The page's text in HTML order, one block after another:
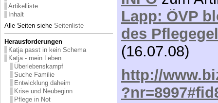
Artikelliste
Inhalt
Alle Seiten siehe Seitenliste
Herausforderungen
Katja passt in kein Schema
Katja - mein Leben
Überlebenskampf
Suche Familie
Entwicklung daheim
Krise und Neubeginn
Pflege in Not
Lapp: ÖVP
des
(16.07.08)
http://